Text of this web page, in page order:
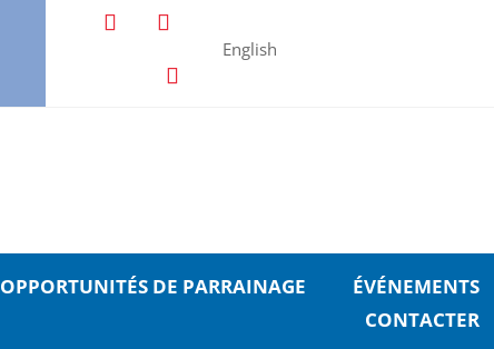
English
OPPORTUNITÉS DE PARRAINAGE
ÉVÉNEMENTS
CONTACTER